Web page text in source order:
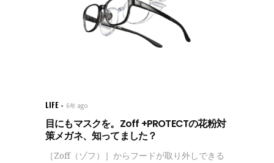
LIFE 6年 ago
目にもマスクを。Zoff +PROTECTの花粉対
策メガネ、知ってました？
［Zoff（ゾフ）］からフードが取り外しできる